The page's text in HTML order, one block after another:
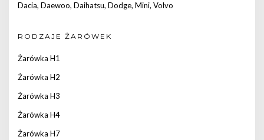
Dacia, Daewoo, Daihatsu, Dodge, Mini, Volvo
RODZAJE ŻARÓWEK
Żarówka H1
Żarówka H2
Żarówka H3
Żarówka H4
Żarówka H7